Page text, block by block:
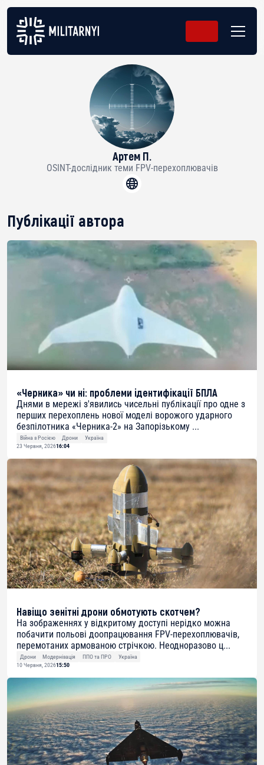
Артем П.
OSINT-дослідник теми FPV-перехоплювачів
Публікації автора
«Черника» чи ні: проблеми ідентифікації БПЛА
Днями в мережі з'явились чисельні публікації про одне з
перших перехоплень нової моделі ворожого ударного
безпілотника «Черника-2» на Запорізькому ...
Війна з Росією Дрони
Україна
23 Червня, 202616:04
Навіщо зенітні дрони обмотують скотчем?
На зображеннях у відкритому доступі нерідко можна
побачити польові доопрацювання FPV-перехоплювачів,
перемотаних армованою стрічкою. Неодноразово ц...
Дрони Модернізація ППО та ПРО
Україна
10 Червня, 202615:50